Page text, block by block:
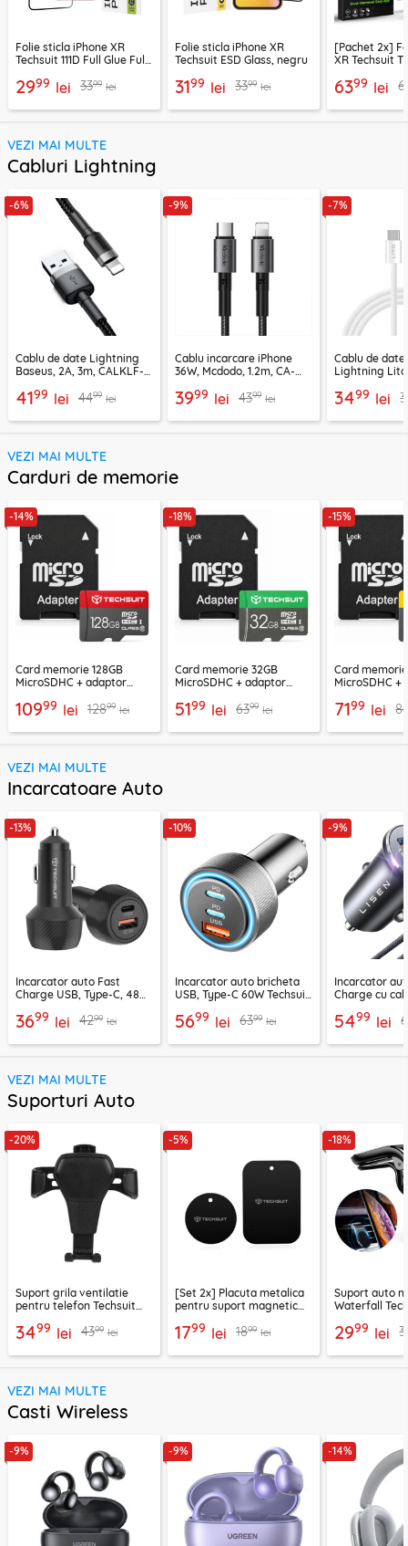
Folie sticla iPhone XR
Techsuit 111D Full Glue Full
2999 lei 3399 lei
Folie sticla iPhone XR
Techsuit ESD Glass, negru
3199 lei 3399 lei
[Pachet 2x]
XR Techsuit
6399 lei
VEZI MAI MULTE
Cabluri Lightning
-6%
Cablu de date Lightning
Baseus, 2A, 3m, CALKLF-
4199 lei 4499 lei
-9%
Cablu incarcare iPhone
36W, Mcdodo, 1.2m, CA-
3999 lei 4399 lei
-7%
Cablu de date
Lightning
3499 lei
VEZI MAI MULTE
Carduri de memorie
-14%
Card memorie 128GB
MicroSDHC + adaptor
10999 lei 12899 lei
-18%
Card memorie 32GB
MicroSDHC + adaptor
5199 lei 6399 lei
-15%
Card
MicroSDHC +
7199 lei
VEZI MAI MULTE
Incarcatoare Auto
-13%
Incarcator auto Fast
Charge USB, Type-C, 48W
3699 lei 4299 lei
-10%
Incarcator auto bricheta
USB, Type-C 60W Techsuit
5699 lei 6399 lei
-9%
Incarcator
Charge cu
5499 lei
VEZI MAI MULTE
Suporturi Auto
-20%
Suport grila ventilatie
pentru telefon Techsuit
3499 lei 4399 lei
-5%
[Set 2x] Placuta metalica
pentru suport magnetic
negru
1799 lei 1899 lei
-18%
Suport auto
Waterfall
2999 lei
VEZI MAI MULTE
Casti Wireless
-9% -9% -14%